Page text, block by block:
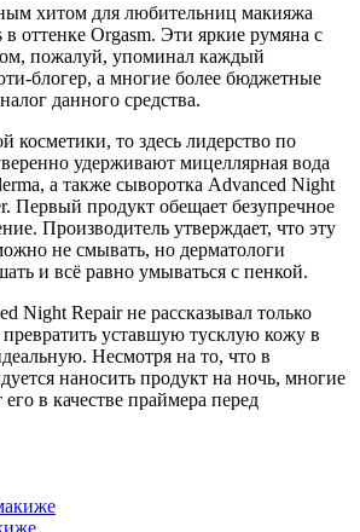
хитом для любительниц макияжа
в оттенке Orgasm. Эти яркие румяна с
пожалуй, упоминал каждый
блогер, а многие более бюджетные
данного средства.
косметики, то здесь лидерство по
удерживают мицеллярная вода
а также сыворотка Advanced Night
Первый продукт обещает безупречное
Производитель утверждает, что эту
не смывать, но дерматологи
и всё равно умываться с пенкой.
Night Repair не рассказывал только
уставшую тусклую кожу в
Несмотря на то, что в
наносить продукт на ночь, многие
в качестве праймера перед